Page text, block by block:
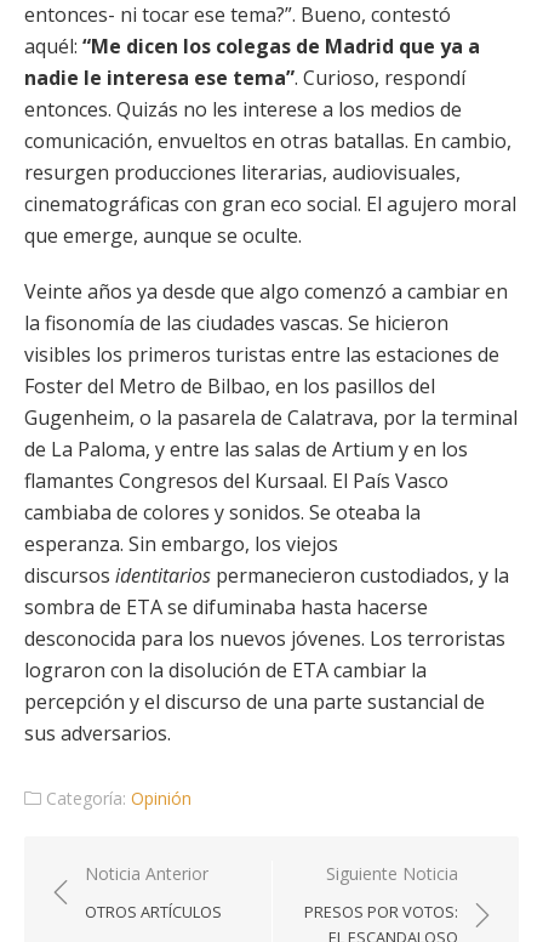
entonces- ni tocar ese tema?”. Bueno, contestó
aquél: “Me dicen los colegas de Madrid que ya a
nadie le interesa ese tema”. Curioso, respondí
entonces. Quizás no les interese a los medios de
comunicación, envueltos en otras batallas. En cambio,
resurgen producciones literarias, audiovisuales,
cinematográficas con gran eco social. El agujero moral
que emerge, aunque se oculte.
Veinte años ya desde que algo comenzó a cambiar en
la fisonomía de las ciudades vascas. Se hicieron
visibles los primeros turistas entre las estaciones de
Foster del Metro de Bilbao, en los pasillos del
Gugenheim, o la pasarela de Calatrava, por la terminal
de La Paloma, y entre las salas de Artium y en los
flamantes Congresos del Kursaal. El País Vasco
cambiaba de colores y sonidos. Se oteaba la
esperanza. Sin embargo, los viejos
discursos identitarios permanecieron custodiados, y la
sombra de ETA se difuminaba hasta hacerse
desconocida para los nuevos jóvenes. Los terroristas
lograron con la disolución de ETA cambiar la
percepción y el discurso de una parte sustancial de
sus adversarios.
Categoría: Opinión
Navegación
de
Noticia Anterior
OTROS ARTÍCULOS
Siguiente Noticia
PRESOS POR VOTOS:
EL ESCANDALOSO